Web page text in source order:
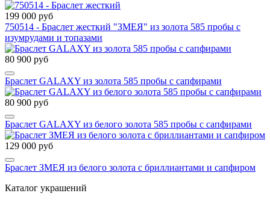
199 000 руб
750514 - Браслет жесткий "ЗМЕЯ" из золота 585 пробы с
изумрудами и топазами
80 900 руб
Браслет GALAXY из золота 585 пробы с сапфирами
80 900 руб
Браслет GALAXY из белого золота 585 пробы с сапфирами
129 000 руб
Браслет ЗМЕЯ из белого золота с бриллиантами и сапфиром
Каталог украшений